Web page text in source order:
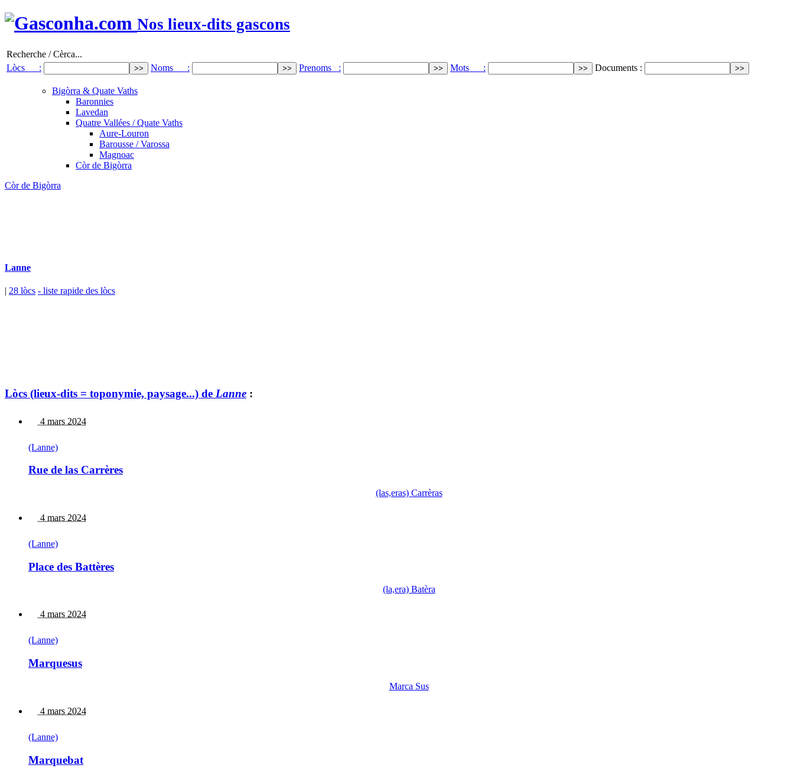
Nos lieux-dits gascons
Recherche / Cèrca...
Lòcs :
Noms : Prenoms : Mots : Documents :
Bigòrra & Quate Vaths
Baronnies
Lavedan
Quatre Vallées / Quate Vaths
Aure-Louron
Barousse / Varossa
Magnoac
Còr de Bigòrra
Còr de Bigòrra
Lanne
| 28 lòcs - liste rapide des lòcs
Lòcs (lieux-dits = toponymie, paysage...) de Lanne :
4 mars 2024
(Lanne)
Rue de las Carrères
(las,eras) Carrèras
4 mars 2024
(Lanne)
Place des Battères
(la,era) Batèra
4 mars 2024
(Lanne)
Marquesus
Marca Sus
4 mars 2024
(Lanne)
Marquebat